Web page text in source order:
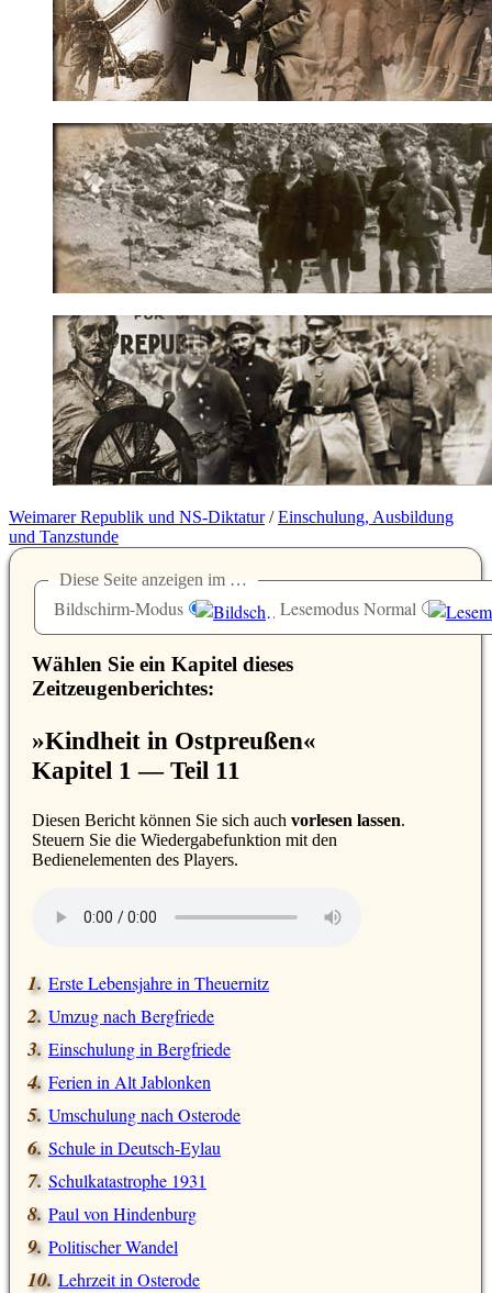
Weimarer Republik und NS-Diktatur/Einschulung, Ausbildung
und Tanzstunde
Diese Seite anzeigen im …
Bildschirm-Modus Lesemodus Normal
Wählen Sie ein Kapitel dieses
Zeitzeugenberichtes:
»Kindheit in Ostpreußen«
Kapitel 1 — Teil 11
Diesen Bericht können Sie sich auch vorlesen lassen.
Steuern Sie die Wiedergabefunktion mit den
Bedienelementen des Players.
Erste Lebensjahre in Theuernitz
Umzug nach Bergfriede
Einschulung in Bergfriede
Ferien in Alt Jablonken
Umschulung nach Osterode
Schule in Deutsch-Eylau
Schulkatastrophe 1931
Paul von Hindenburg
Politischer Wandel
Lehrzeit in Osterode